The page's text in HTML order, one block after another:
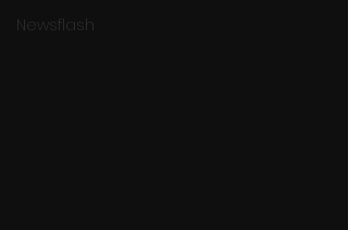
Newsflash